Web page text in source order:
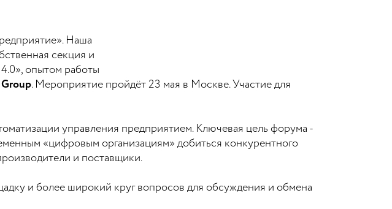
Наша
секция и
опытом работы
. Мероприятие пройдёт 23 мая в Москве. Участие для
управления предприятием. Ключевая цель форума -
«цифровым организациям» добиться конкурентного
и поставщики.
и более широкий круг вопросов для обсуждения и обмена